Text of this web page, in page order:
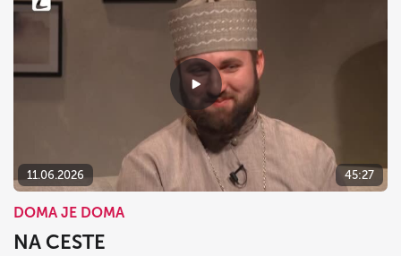
11.06.2026 45:27
DOMA JE DOMA
NA CESTE